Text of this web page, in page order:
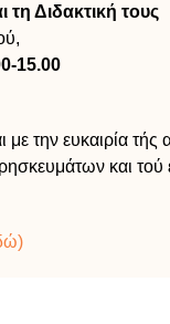
Διδακτική τους
15.00
με την ευκαιρία
και